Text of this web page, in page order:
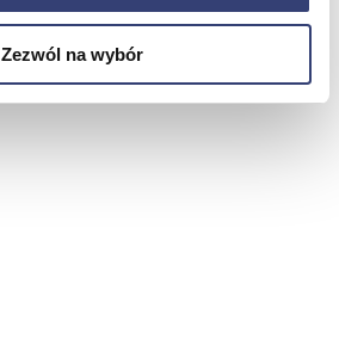
Zezwól na wybór